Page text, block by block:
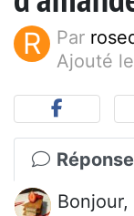
R Par
Ajouté le